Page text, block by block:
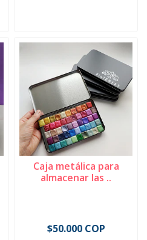
Caja metálica para
almacenar las ..
$50.000 COP